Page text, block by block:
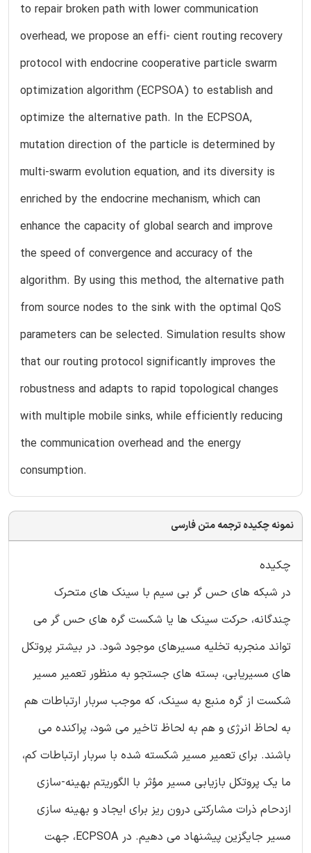
to repair broken path with lower communication
overhead, we propose an effi- cient routing recovery
protocol with endocrine cooperative particle swarm
optimization algorithm (ECPSOA) to establish and
optimize the alternative path. In the ECPSOA,
mutation direction of the particle is determined by
multi-swarm evolution equation, and its diversity is
enriched by the endocrine mechanism, which can
enhance the capacity of global search and improve
the speed of convergence and accuracy of the
algorithm. By using this method, the alternative path
from source nodes to the sink with the optimal QoS
parameters can be selected. Simulation results show
that our routing protocol significantly improves the
robustness and adapts to rapid topological changes
with multiple mobile sinks, while efficiently reducing
the communication overhead and the energy
consumption.
نمونه چکیده ترجمه متن فارسی
چکیده
در شبکه های حس گر بی سیم با سینک های متحرک
چندگانه، حرکت سینک ها یا شکست گره های حس گر می
تواند منجربه تخلیه مسیرهای موجود شود. در بیشتر پروتکل
های مسیریابی، بسته های جستجو به منظور تعمیر مسیر
شکست از گره منبع به سینک، که موجب سربار ارتباطات هم
به لحاظ انرژی و هم به لحاظ تاخیر می شود، پراکنده می
باشند. برای تعمیر مسیر شکسته شده با سربار ارتباطات کم،
ما یک پروتکل بازیابی مسیر مؤثر با الگوریتم بهینه-سازی
ازدحام ذرات مشارکتی درون ریز برای ایجاد و بهینه سازی
مسیر جایگزین پیشنهاد می دهیم. در ECPSOA، جهت